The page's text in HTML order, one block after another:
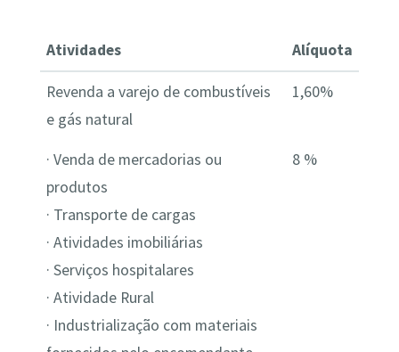
Atividades Alíquota
Revenda a varejo de combustíveis
e gás natural
1,60%
· Venda de mercadorias ou
produtos
· Transporte de cargas
· Atividades imobiliárias
· Serviços hospitalares
· Atividade Rural
· Industrialização com materiais
8 %